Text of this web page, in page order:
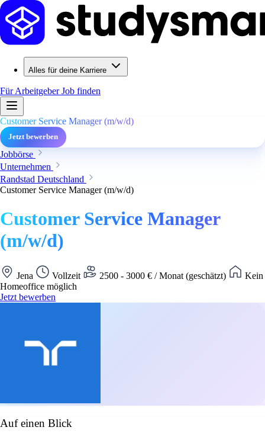
Alles für deine Karriere
Für ArbeitgeberJob finden
Customer Service Manager (m/w/d)
Jetzt bewerben
Jobbörse
Unternehmen
Randstad Deutschland
Customer Service Manager (m/w/d)
Customer Service Manager
(m/w/d)
Jena Vollzeit 2500 - 3000 € / Monat (geschätzt)
Kein
Homeoffice möglich
Jetzt bewerben
Auf einen Blick